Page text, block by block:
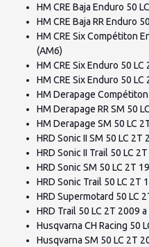
HM CRE Baja Enduro 50
HM CRE Baja RR Enduro
HM CRE Six Compétiton
(AM6)
HM CRE Six Enduro 50
HM CRE Six Enduro 50
HM Derapage
HM Derapage RR SM 50
HM Derapage SM 50 LC
HRD Sonic II SM 50 LC
HRD Sonic II Trail 50 LC
HRD Sonic SM 50 LC 2T
HRD Sonic Trail 50 LC 2T
HRD Supermotard 50 LC
HRD Trail 50 LC 2T 2009
Husqvarna CH Racing 50
Husqvarna SM 50 LC 2T